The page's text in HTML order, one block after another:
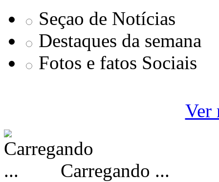
Seçao de Notícias
Destaques da semana
Fotos e fatos Sociais
Ver
Carregando ...